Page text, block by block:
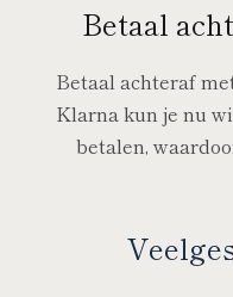
Betaal
Betaal achteraf
Klarna kun je nu
betalen,